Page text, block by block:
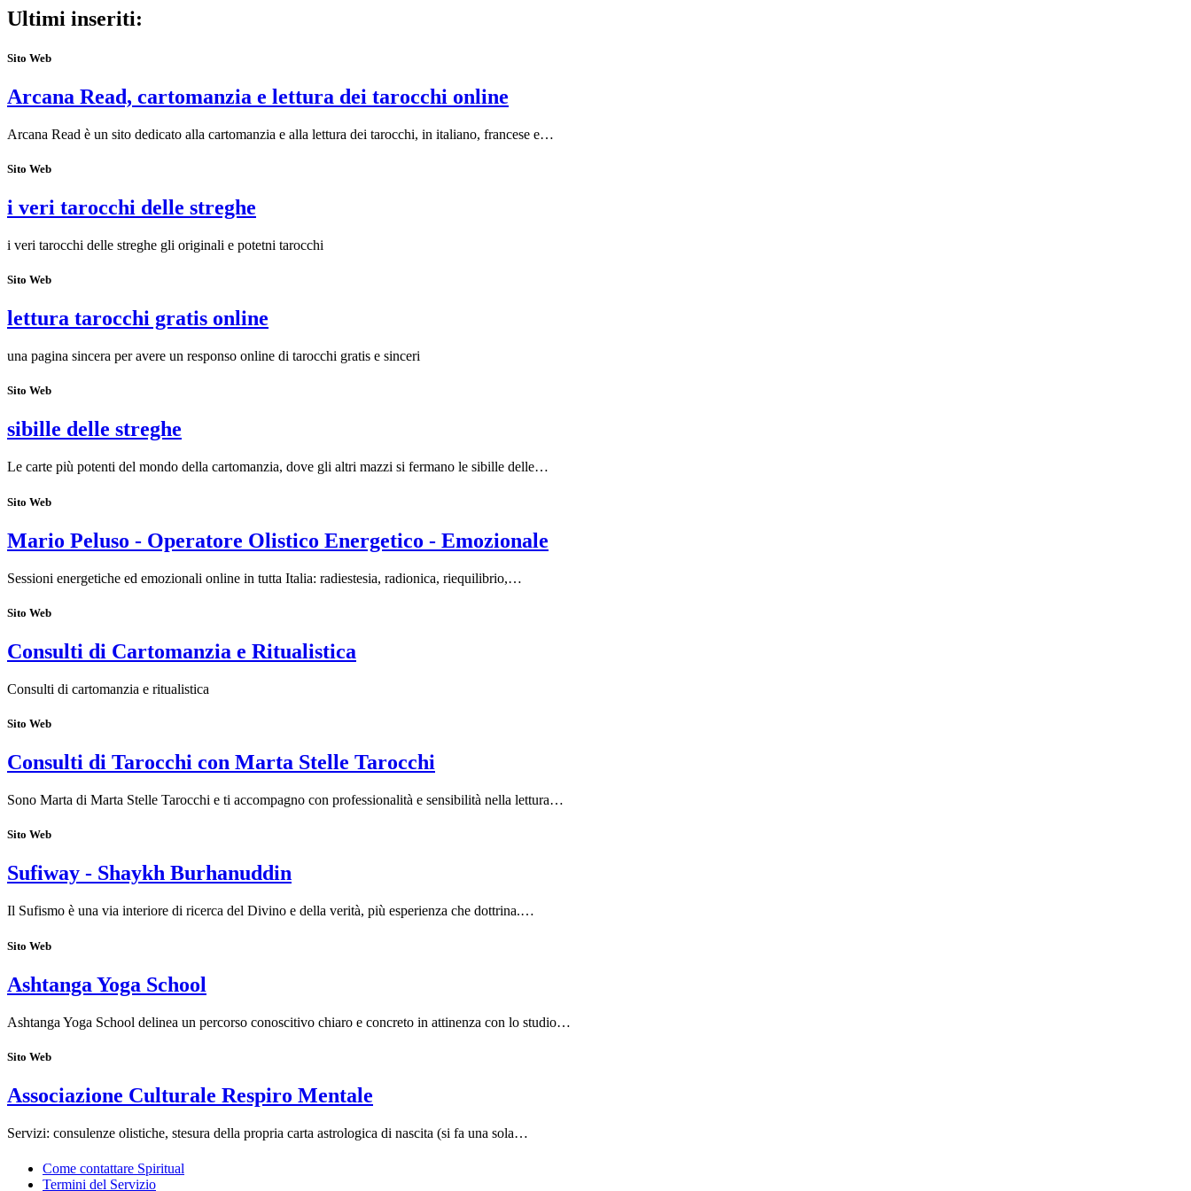
Ultimi inseriti:
Sito Web
Arcana Read, cartomanzia e lettura dei tarocchi online
Arcana Read è un sito dedicato alla cartomanzia e alla lettura dei tarocchi, in italiano, francese e…
Sito Web
i veri tarocchi delle streghe
i veri tarocchi delle streghe gli originali e potetni tarocchi
Sito Web
lettura tarocchi gratis online
una pagina sincera per avere un responso online di tarocchi gratis e sinceri
Sito Web
sibille delle streghe
Le carte più potenti del mondo della cartomanzia, dove gli altri mazzi si fermano le sibille delle…
Sito Web
Mario Peluso - Operatore Olistico Energetico - Emozionale
Sessioni energetiche ed emozionali online in tutta Italia: radiestesia, radionica, riequilibrio,…
Sito Web
Consulti di Cartomanzia e Ritualistica
Consulti di cartomanzia e ritualistica
Sito Web
Consulti di Tarocchi con Marta Stelle Tarocchi
Sono Marta di Marta Stelle Tarocchi e ti accompagno con professionalità e sensibilità nella lettura…
Sito Web
Sufiway - Shaykh Burhanuddin
Il Sufismo è una via interiore di ricerca del Divino e della verità, più esperienza che dottrina.…
Sito Web
Ashtanga Yoga School
Ashtanga Yoga School delinea un percorso conoscitivo chiaro e concreto in attinenza con lo studio…
Sito Web
Associazione Culturale Respiro Mentale
Servizi: consulenze olistiche, stesura della propria carta astrologica di nascita (si fa una sola…
Come contattare Spiritual
Termini del Servizio